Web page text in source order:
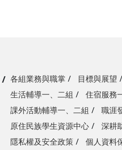
各組業務與職掌 目標與展望
生活輔導一、二組
住宿服務
課外活動輔導一、二組
職涯
原住民族學生資源中心
深耕
隱私權及安全政策
個人資料